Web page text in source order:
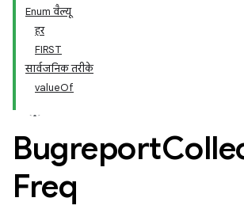
Enum वैल्यू
हर
FIRST
सार्वजनिक तरीके
valueOf
Bugreport
Freq